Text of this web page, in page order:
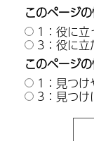
このページ
1：役に立
3：役に立
このページ
1：見つけ
3：見つけ